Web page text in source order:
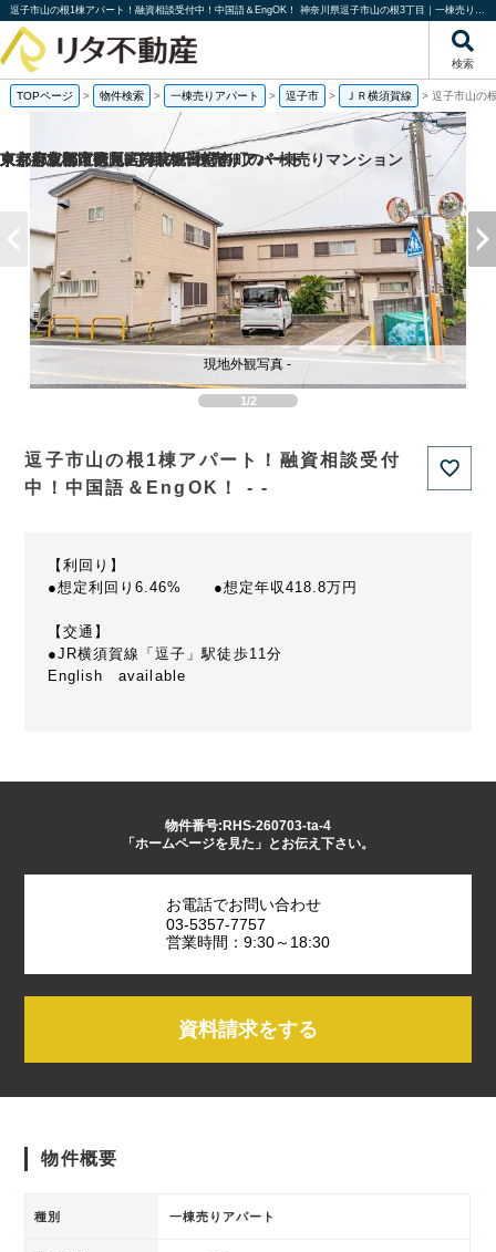
逗子市山の根1棟アパート！融資相談受付中！中国語＆EngOK！ 神奈川県逗子市山の根3丁目｜一棟売りアパート｜投資物件や収益物件｜株式会社リタ不動産
検索
TOPページ > 物件検索 > 一棟売りアパート > 逗子市 > ＪＲ横須賀線 > 逗子市山の
1/2
現地外観写真 -
逗子市山の根1棟アパート！融資相談受付
中！中国語＆EngOK！ - -
【利回り】
●想定利回り6.46% ●想定年収418.8万円
【交通】
●JR横須賀線「逗子」駅徒歩11分
English available
物件番号:RHS-260703-ta-4
「ホームページを見た」とお伝え下さい。
お電話でお問い合わせ
03-5357-7757
営業時間：9:30～18:30
資料請求をする
物件概要
種別 一棟売りアパート
京都府京都市伏見区深草堀田町の
京都府京都市南区吉祥院観音堂南町の一棟売りマンション
東京都板橋区徳丸6丁目の一棟売りアパート
東京都北区滝野川1丁目の一棟売りアパート